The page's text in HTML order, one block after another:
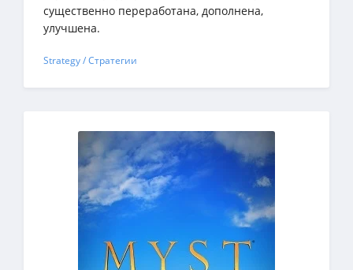
существенно переработана, дополнена,
улучшена.
Strategy / Стратегии